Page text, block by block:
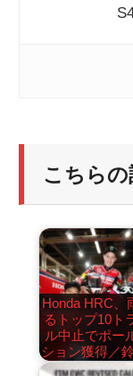
こちら
Honda HRC、
るトップ10ト
ル中止でポー
ション獲得／